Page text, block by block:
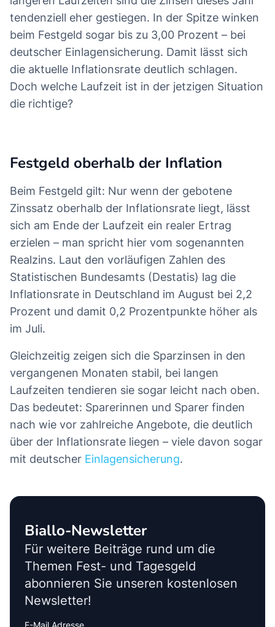
Gute Nachrichten für Sparerinnen und Sparer:
Von allgemein sinkenden Sparzinsen kann beim
tendenziell eher gestiegen. In der Spitze winken
deutscher Einlagensicherung. Damit lässt sich
die aktuelle Inflationsrate deutlich schlagen.
Doch welche Laufzeit ist in der jetzigen Situation
die richtige?
Festgeld oberhalb der Inflation
Zinssatz oberhalb der Inflationsrate liegt, lässt
sich am Ende der Laufzeit ein realer Ertrag
erzielen – man spricht hier vom sogenannten
Realzins. Laut den vorläufigen Zahlen des
Statistischen Bundesamts (Destatis) lag die
Inflationsrate in Deutschland im August bei 2,2
Prozent und damit 0,2 Prozentpunkte höher als
Gleichzeitig zeigen sich die Sparzinsen in den
Laufzeiten tendieren sie sogar leicht nach oben.
Das bedeutet: Sparerinnen und Sparer finden
nach wie vor zahlreiche Angebote, die deutlich
über der Inflationsrate liegen – viele davon sogar
mit deutscherEinlagensicherung